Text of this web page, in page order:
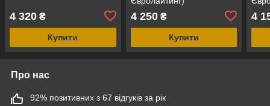
4 320 ₴
Купити
4 250₴
Купити
4
Про нас
92% позитивних з 67 відгуків за рік